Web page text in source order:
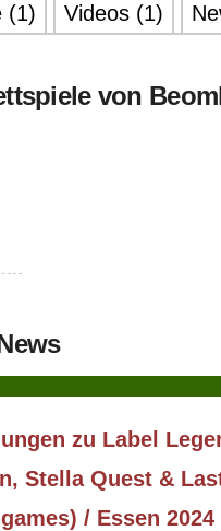
(1) Videos (1)
von
zu Label
Stella Quest &
/ Essen 2024